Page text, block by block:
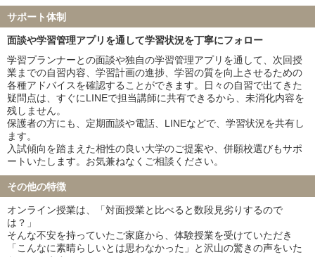
サポート体制
面談や学習管理アプリを通して学習状況を丁寧にフォロー
学習プランナーとの面談や独自の学習管理アプリを通して、次回授
業までの自習内容、学習計画の進捗、学習の質を向上させるための
各種アドバイスを確認することができます。日々の自習で出てきた
疑問点は、すぐにLINEで担当講師に共有できるから、未消化内容を
残しません。
保護者の方にも、定期面談や電話、LINEなどで、学習状況を共有し
ます。
入試傾向を踏まえた相性の良い大学のご提案や、併願校選びもサポ
ートいたします。お気兼ねなくご相談ください。
その他の特徴
オンライン授業は、「対面授業と比べると数段見劣りするので
は？」
そんな不安を持っていたご家庭から、体験授業を受けていただき
「こんなに素晴らしいとは思わなかった」と沢山の驚きの声をいた